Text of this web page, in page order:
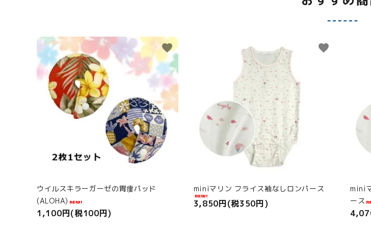
ウイルスキラーガーゼの胃瘻パッド
(ALOHA)
1,100円(税100円)
favorite
miniマリン フライス袖なしロンパース
3,850円(税350円)
favorite
mini
ース